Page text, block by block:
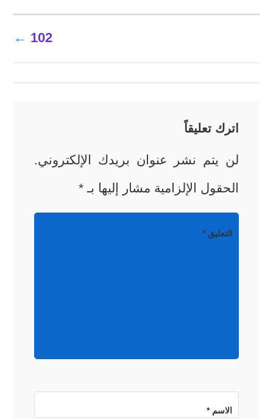
المقالات
102
اترك تعليقاً
لن يتم نشر عنوان بريدك الإلكتروني.
الحقول الإلزامية مشار إليها بـ *
التعليق*
الاسم*